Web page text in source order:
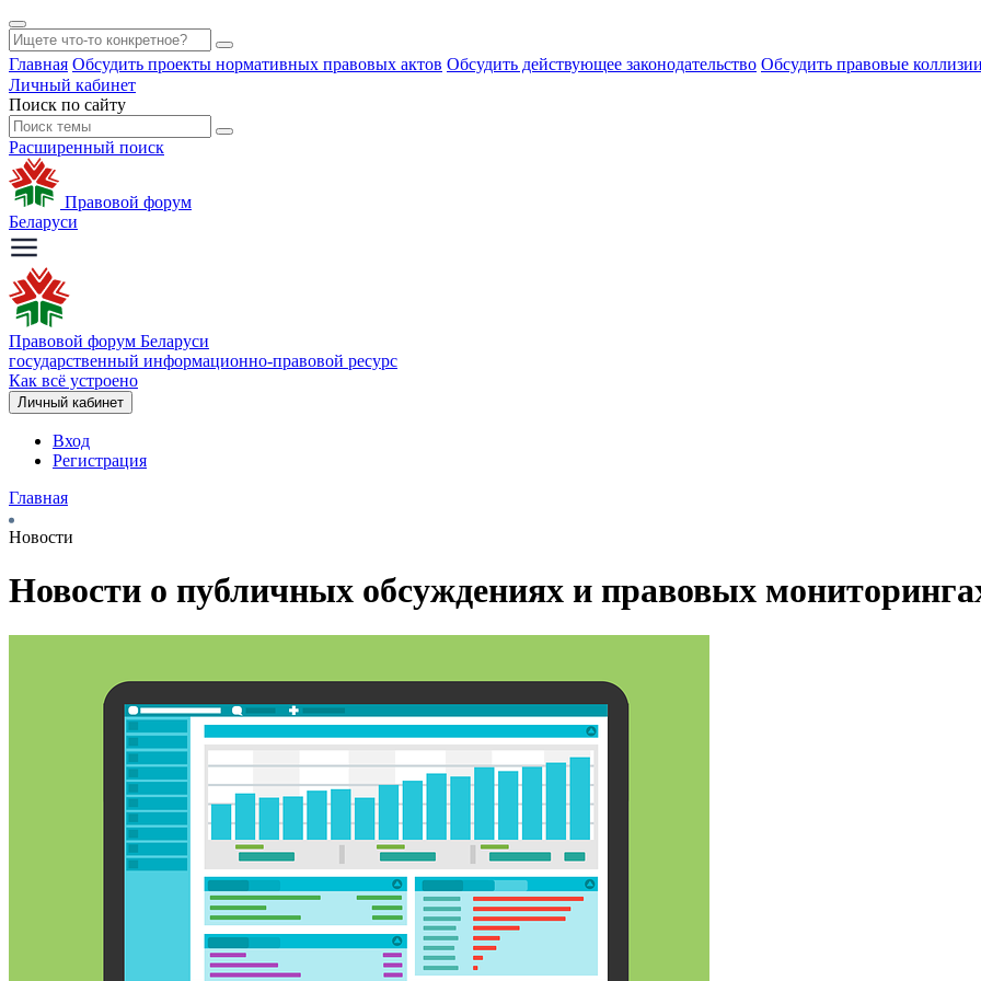
Главная Обсудить проекты нормативных правовых актов Обсудить действующее законодательство Обсудить правовые
Личный кабинет
Поиск по сайту
Расширенный поиск
Правовой форум
Беларуси
Правовой форум Беларуси
государственный информационно-правовой ресурс
Как всё устроено
Личный кабинет
Вход
Регистрация
Главная
Новости
Новости о публичных обсуждениях и правовых